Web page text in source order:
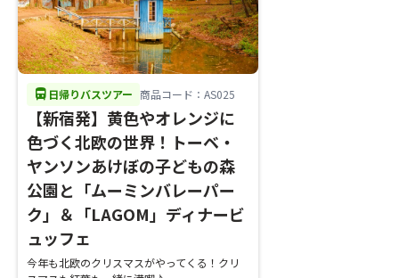
directions_bus 日帰りバスツアー 商品コード：AS025
【新宿発】黄色やオレンジに
色づく北欧の世界！トーベ・
ヤンソンあけぼの子どもの森
公園と「ムーミンバレーパー
ク」＆「LAGOM」ディナービ
ュッフェ
今年も北欧のクリスマスがやってくる！クリ